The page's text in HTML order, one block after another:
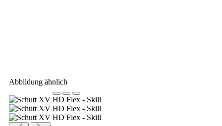
Abbildung ähnlich